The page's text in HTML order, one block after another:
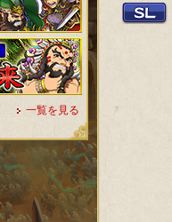
一覧を見る